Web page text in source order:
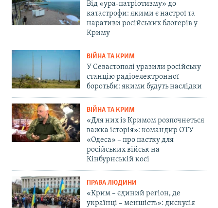
Від «ура-патріотизму» до
катастрофи: якими є настрої та
наративи російських блогерів у
Криму
ВІЙНА ТА КРИМ
У Севастополі уразили російську
станцію радіоелектронної
боротьби: якими будуть наслідки
ВІЙНА ТА КРИМ
«Для них із Кримом розпочнеться
важка історія»: командир ОТУ
«Одеса» – про пастку для
російських військ на
Кінбурнській косі
ПРАВА ЛЮДИНИ
«Крим – єдиний регіон, де
українці – меншість»: дискусія